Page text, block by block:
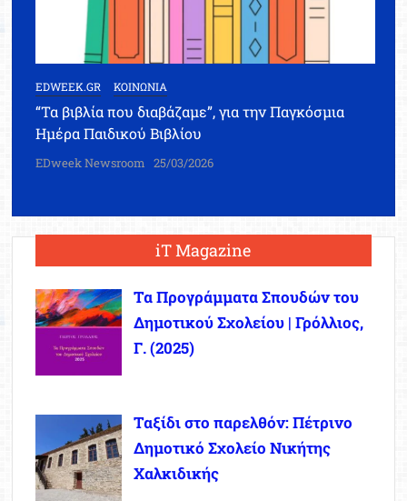
EDWEEK.GR ΚΟΙΝΩΝΙΑ
“Τα βιβλία που διαβάζαμε”, για την Παγκόσμια
Ημέρα Παιδικού Βιβλίου
EDweek Newsroom 25/03/2026
iT Magazine
Τα Προγράμματα Σπουδών του
Δημοτικού Σχολείου | Γρόλλιος,
Γ. (2025)
Ταξίδι στο παρελθόν: Πέτρινο
Δημοτικό Σχολείο Νικήτης
Χαλκιδικής